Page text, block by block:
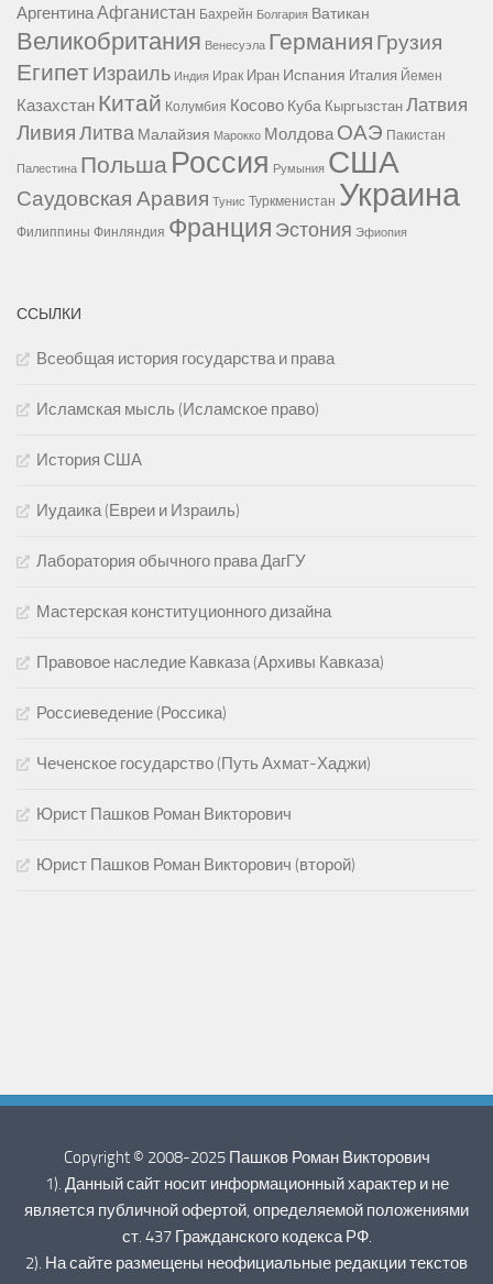
АргентинаАфганистан Бахрейн Болгария Ватикан
Великобритания Венесуэла Германия Грузия
ЕгипетИзраиль Индия Ирак Иран Испания Италия Йемен
Казахстан Китай Колумбия Косово Куба Кыргызстан Латвия
ЛивияЛитва Малайзия Марокко Молдова ОАЭ Пакистан
Палестина Польша Россия Румыния США
Саудовская Аравия Тунис Туркменистан Украина
Филиппины Финляндия Франция Эстония Эфиопия
ССЫЛКИ
Всеобщая история государства и права
Исламская мысль (Исламское право)
История США
Иудаика (Евреи и Израиль)
Лаборатория обычного права ДагГУ
Мастерская конституционного дизайна
Правовое наследие Кавказа (Архивы Кавказа)
Россиеведение (Россика)
Чеченское государство (Путь Ахмат-Хаджи)
Юрист Пашков Роман Викторович
Юрист Пашков Роман Викторович (второй)
Copyright © 2008-2025 Пашков Роман Викторович
1). Данный сайт носит информационный характер и не
является публичной офертой, определяемой положениями
ст. 437 Гражданского кодекса РФ.
2). На сайте размещены неофициальные редакции текстов